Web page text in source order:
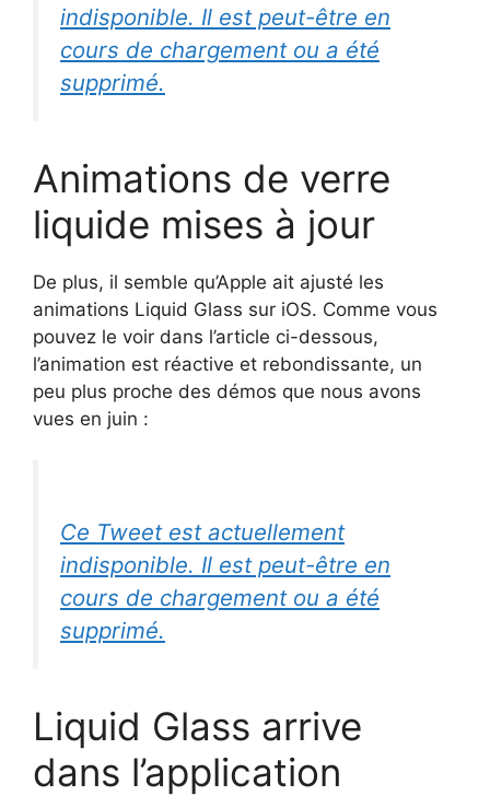
indisponible. Il est peut-être en
cours de chargement ou a été
supprimé.
Animations de verre
liquide mises à jour
De plus, il semble qu’Apple ait ajusté les
animations Liquid Glass sur iOS. Comme vous
pouvez le voir dans l’article ci-dessous,
l’animation est réactive et rebondissante, un
peu plus proche des démos que nous avons
vues en juin :
Ce Tweet est actuellement
indisponible. Il est peut-être en
cours de chargement ou a été
supprimé.
Liquid Glass arrive
dans l’application